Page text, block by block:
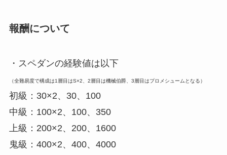
報酬について
・スペダンの経験値は以下
（全難易度で構成は1層目はS×2、2層目は機械伯爵、3層目はプロメシュームとなる）
初級：30×2、30、100
中級：100×2、100、350
上級：200×2、200、1600
鬼級：400×2、400、4000